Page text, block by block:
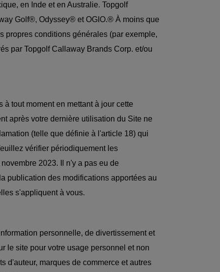
en Inde et en Australie. Topgolf
Golf®, Odyssey® et OGIO.® À moins que
propres conditions générales (par exemple,
par Topgolf Callaway Brands Corp. et/ou
tout moment en mettant à jour cette
après votre dernière utilisation du Site ne
(telle que définie à l'article 18) qui
vérifier périodiquement les
2023. Il n'y a pas eu de
publication des modifications apportées au
s'appliquent à vous.
personnelle, de divertissement et
le site pour votre usage personnel et non
d'auteur, marques de commerce et autres